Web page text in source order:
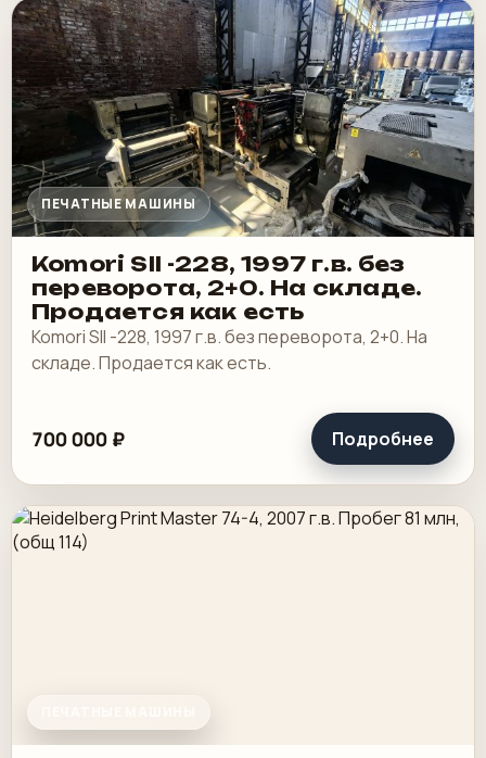
ПЕЧАТНЫЕ МАШИНЫ
Komori SII -228, 1997 г.в. без
переворота, 2+0. На складе.
Продается как есть
Komori SII -228, 1997 г.в. без переворота, 2+0. На
складе. Продается как есть.
700 000 ₽ Подробнее